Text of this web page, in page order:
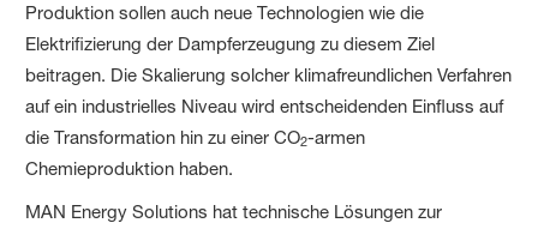
Produktion sollen auch neue Technologien wie die
Elektrifizierung der Dampferzeugung zu diesem Ziel
beitragen. Die Skalierung solcher klimafreundlichen Verfahren
auf ein industrielles Niveau wird entscheidenden Einfluss auf
die Transformation hin zu einer CO2-armen
Chemieproduktion haben.
MAN Energy Solutions hat technische Lösungen zur